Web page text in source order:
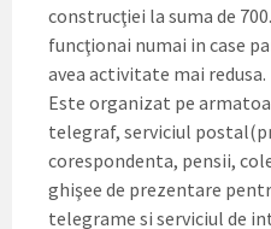
construcţiei la suma de
funcţionai numai in case
avea activitate mai redusa.
Este organizat pe
telegraf, serviciul
corespondenta, pensii,
ghişee de prezentare
telegrame si serviciul de